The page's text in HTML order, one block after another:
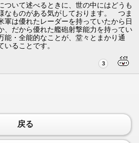
ついて述べるときに、世の中にはどうも
なものがある気がしております。 つま
軍は優れたレーダーを持っていたから日
、だから優れた艦砲射撃能力を持ってい
能・全能的なことが、堂々とまかり通
いることです。
3
戻る